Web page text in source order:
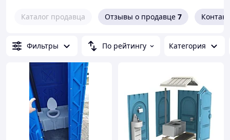
Каталог продавца Отзывы о продавце 7
Фильтры По рейтингу Категория